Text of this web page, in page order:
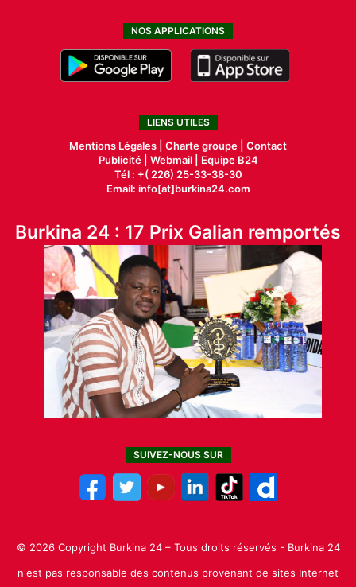
NOS APPLICATIONS
LIENS UTILES
Mentions Légales | Charte groupe | Contact
Publicité| Webmail |
Equipe B24
Tél : +( 226) 25-33-38-30
Email: info[at]burkina24.com
Burkina 24 : 17 Prix Galian remportés
SUIVEZ-NOUS SUR
© 2026 Copyright Burkina 24 – Tous droits réservés - Burkina 24
n'est pas responsable des contenus provenant de sites Internet